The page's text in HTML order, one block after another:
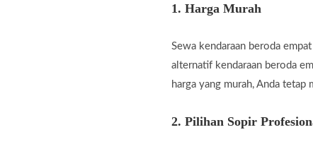
1. Harga Murah
Sewa kendaraan beroda
alternatif kendaraan beroda
harga yang murah, Anda tetap
2. Pilihan Sopir